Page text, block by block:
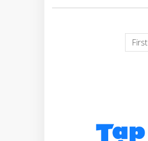
First